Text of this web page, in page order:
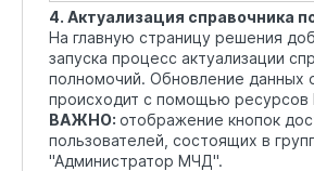
4. Актуализация справочника
На главную страницу решения
запуска процесс актуализации
полномочий. Обновление данных
происходит с помощью
ВАЖНО: отображение кнопок
пользователей, состоящих в
"Администратор МЧД".